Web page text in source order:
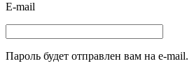
E-mail
Пароль будет отправлен вам на e-mail.